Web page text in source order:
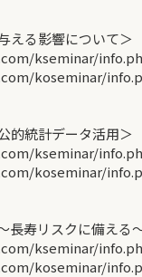
える影響について
kseminar/
koseminar/
統計データ活用＞
kseminar/
koseminar/
寿リスクに備える
kseminar/
koseminar/